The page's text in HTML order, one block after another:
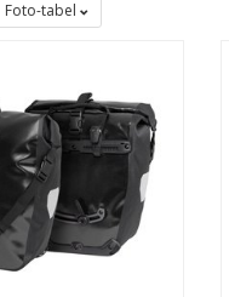
Foto-tabel